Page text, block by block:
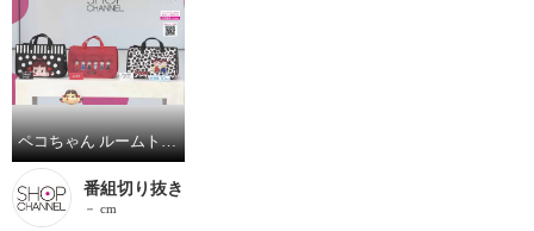
ペコちゃん ルームトートバッグ ビッグ
番組切り抜き
－ cm